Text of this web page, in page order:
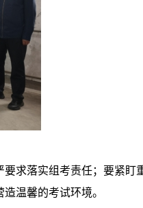
求落实组考责任；要紧盯
温馨的考试环境。